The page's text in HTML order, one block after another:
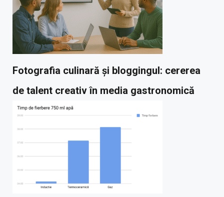
Fotografia culinară și bloggingul: cererea
de talent creativ în media gastronomică